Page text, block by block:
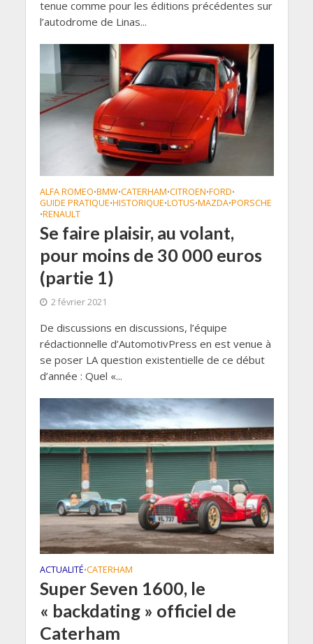
tenue comme pour les éditions précédentes sur
l’autodrome de Linas...
ALFA ROMEO•BMW•CATERHAM•CITROEN•FORD•
GUIDE PRATIQUE•HISTORIQUE•LOTUS•MAZDA•PORSCHE
•RENAULT
Se faire plaisir, au volant,
pour moins de 30 000 euros
(partie 1)
2 février 2021
De discussions en discussions, l’équipe
rédactionnelle d’AutomotivPress en est venue à
se poser LA question existentielle de ce début
d’année : Quel «...
ACTUALITÉ•CATERHAM
Super Seven 1600, le
« backdating » officiel de
Caterham